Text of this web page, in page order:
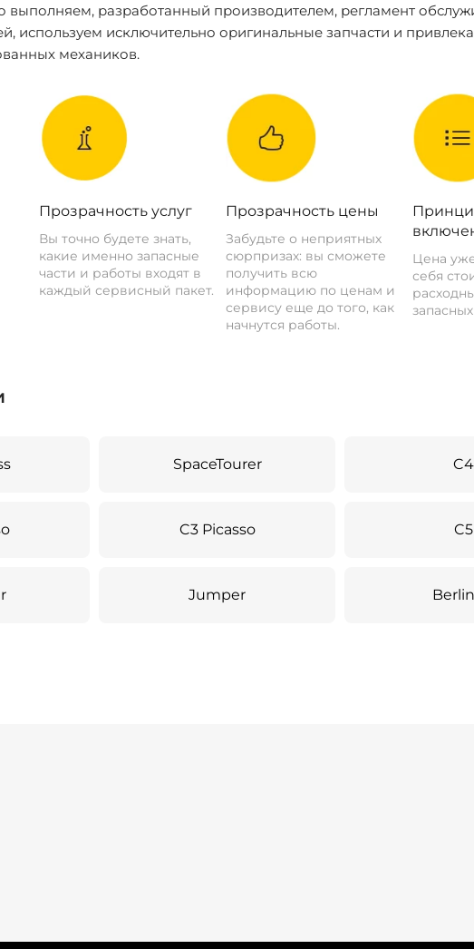
выполняем, разработанный производителем, регламент
используем исключительно оригинальные запчасти и
механиков.
Прозрачность услуг
Вы точно будете знать,
какие именно запасные
части и работы входят в
каждый сервисный пакет.
Прозрачность цены
Забудьте о неприятных
сюрпризах: вы сможете
получить всю
информацию по ценам и
сервису еще до того, как
начнутся работы.
Цена
себя
SpaceTourer C4
C3 Picasso C5
Jumper